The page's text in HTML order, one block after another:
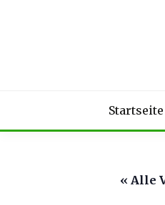
Startseite
« Alle